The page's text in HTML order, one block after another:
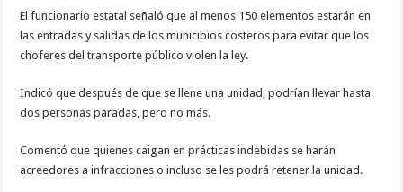
El funcionario estatal señaló que al menos 150 elementos estarán en
las entradas y salidas de los municipios costeros para evitar que los
choferes del transporte público violen la ley.
Indicó que después de que se llene una unidad, podrían llevar hasta
dos personas paradas, pero no más.
Comentó que quienes caigan en prácticas indebidas se harán
acreedores a infracciones o incluso se les podrá retener la unidad.